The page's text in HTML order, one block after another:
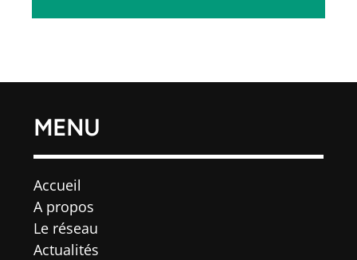
(1140) | 🪡 Coulemelle (1090) | 👨‍🍳
MENU
Accueil
A propos
Le réseau
Actualités